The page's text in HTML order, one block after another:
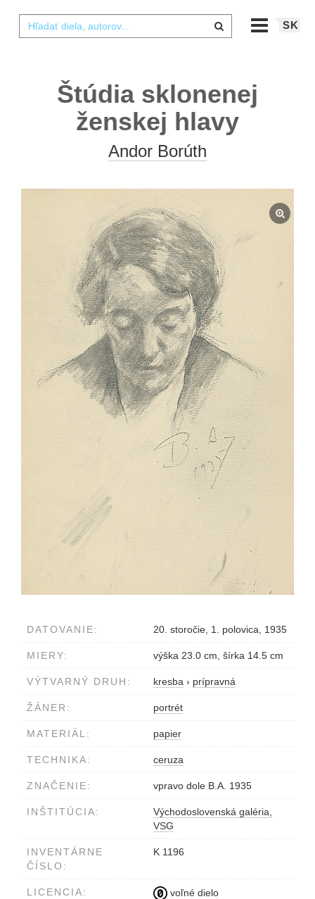
SK
Štúdia sklonenej
ženskej hlavy
Andor Borúth
DATOVANIE: 20. storočie, 1. polovica, 1935
MIERY: výška 23.0 cm, šírka 14.5 cm
VÝTVARNÝ DRUH: kresba › prípravná
ŽÁNER: portrét
MATERIÁL: papier
TECHNIKA: ceruza
ZNAČENIE: vpravo dole B.A. 1935
INŠTITÚCIA:
Východoslovenská galéria,
VSG
INVENTÁRNE
ČÍSLO:
K 1196
LICENCIA: voľné dielo